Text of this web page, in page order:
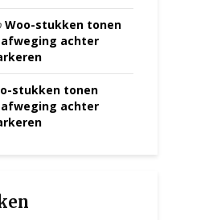
Woo-stukken tonen
achter
stukken tonen
achter